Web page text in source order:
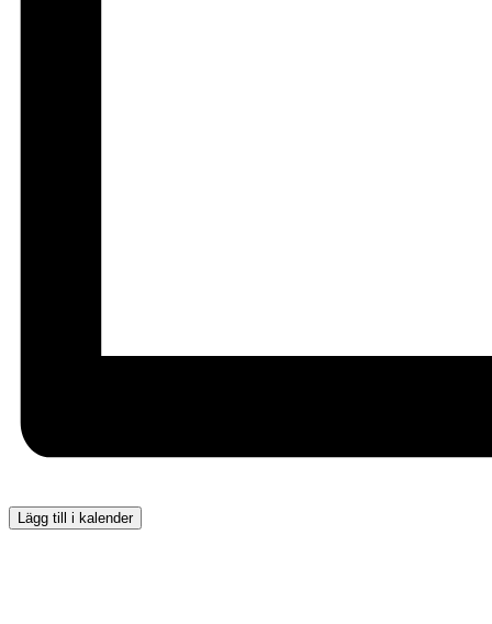
Lägg till i kalender